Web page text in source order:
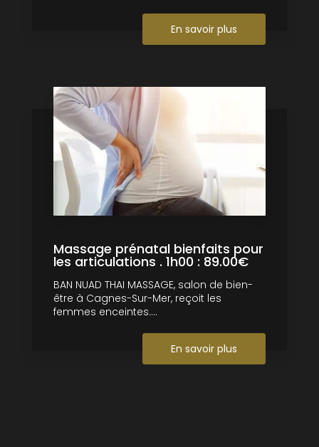
En savoir plus
Massage prénatal bienfaits pour
les articulations . 1h00 : 89.00€
BAN NUAD THAI MASSAGE, salon de bien-
être à Cagnes-Sur-Mer, reçoit les
femmes enceintes....
En savoir plus